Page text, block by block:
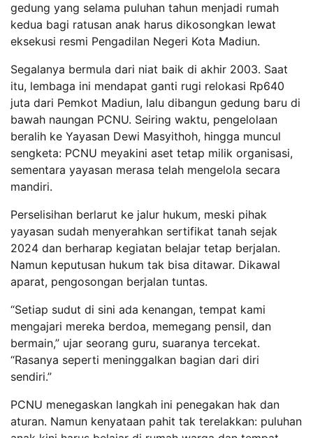
gedung yang selama puluhan tahun menjadi rumah
kedua bagi ratusan anak harus dikosongkan lewat
eksekusi resmi Pengadilan Negeri Kota Madiun.
Segalanya bermula dari niat baik di akhir 2003. Saat
itu, lembaga ini mendapat ganti rugi relokasi Rp640
juta dari Pemkot Madiun, lalu dibangun gedung baru di
bawah naungan PCNU. Seiring waktu, pengelolaan
beralih ke Yayasan Dewi Masyithoh, hingga muncul
sengketa: PCNU meyakini aset tetap milik organisasi,
sementara yayasan merasa telah mengelola secara
mandiri.
Perselisihan berlarut ke jalur hukum, meski pihak
yayasan sudah menyerahkan sertifikat tanah sejak
2024 dan berharap kegiatan belajar tetap berjalan.
Namun keputusan hukum tak bisa ditawar. Dikawal
aparat, pengosongan berjalan tuntas.
“Setiap sudut di sini ada kenangan, tempat kami
mengajari mereka berdoa, memegang pensil, dan
bermain,” ujar seorang guru, suaranya tercekat.
“Rasanya seperti meninggalkan bagian dari diri
sendiri.”
PCNU menegaskan langkah ini penegakan hak dan
aturan. Namun kenyataan pahit tak terelakkan: puluhan